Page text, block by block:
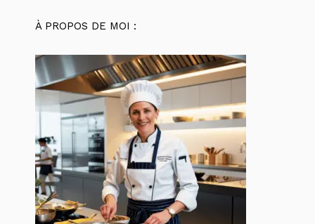
À PROPOS DE MOI :